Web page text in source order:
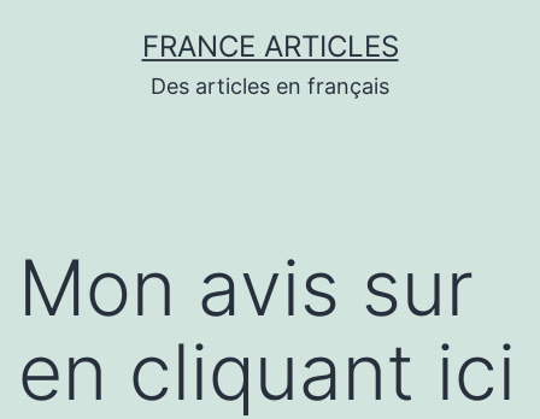
FRANCE ARTICLES
Des articles en français
Mon avis sur
en cliquant ici